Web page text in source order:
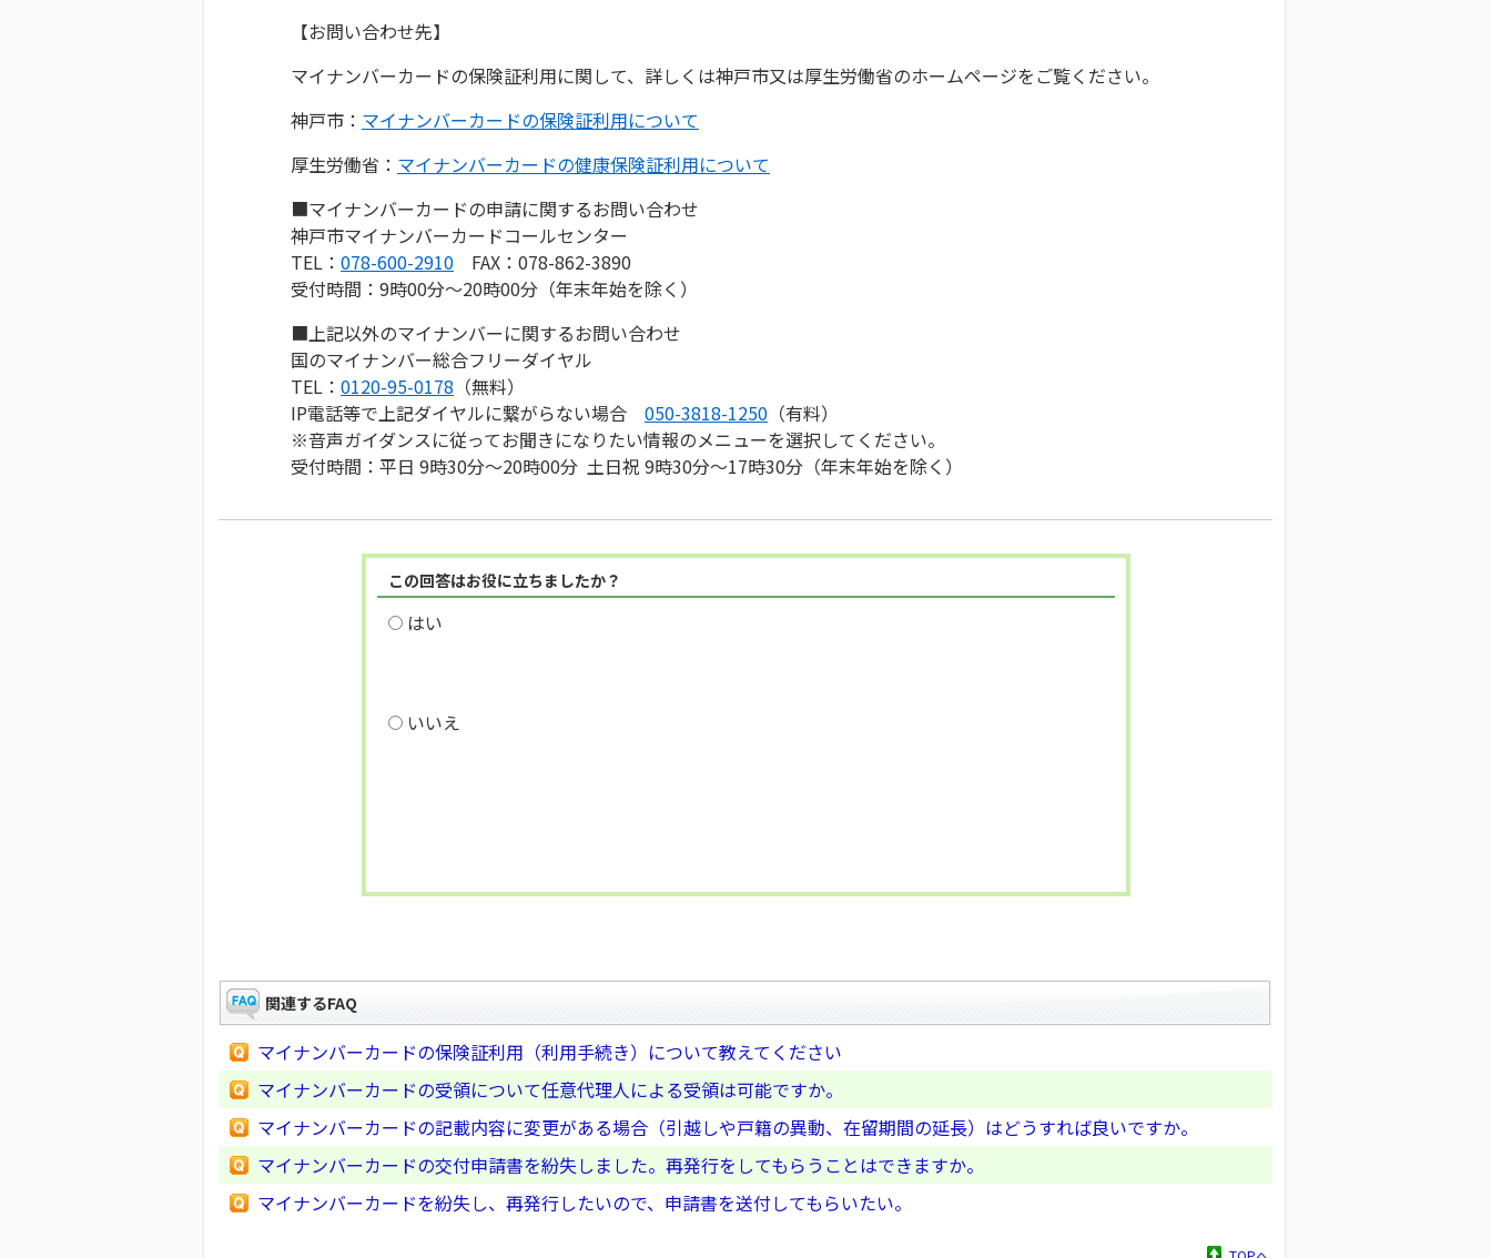
【お問い合わせ先】
マイナンバーカードの保険証利用に関して、詳しくは神戸市又は厚生労働省のホームページをご覧ください。
神戸市： マイナンバーカードの保険証利用について
厚生労働省： マイナンバーカードの健康保険証利用について
■マイナンバーカードの申請に関するお問い合わせ
神戸市マイナンバーカードコールセンター
TEL： 078-600-2910 FAX：078-862-3890
受付時間：9時00分～20時00分（年末年始を除く）
■上記以外のマイナンバーに関するお問い合わせ
国のマイナンバー総合フリーダイヤル
TEL： 0120-95-0178 （無料）
IP電話等で上記ダイヤルに繋がらない場合 050-3818-1250 （有料）
※音声ガイダンスに従ってお聞きになりたい情報のメニューを選択してください。
受付時間：平日 9時30分～20時00分 土日祝 9時30分～17時30分（年末年始を除く）
この回答はお役に立ちましたか？
はい
いいえ
関連するFAQ
マイナンバーカードの保険証利用（利用手続き）について教えてください
マイナンバーカードの受領について任意代理人による受領は可能ですか。
マイナンバーカードの記載内容に変更がある場合（引越しや戸籍の異動、在留期間の延長）はどうすれば良いですか。
マイナンバーカードの交付申請書を紛失しました。再発行をしてもらうことはできますか。
マイナンバーカードを紛失し、再発行したいので、申請書を送付してもらいたい。